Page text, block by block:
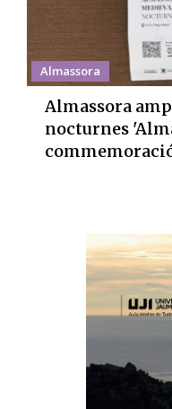
Almassora
Almassora
nocturnes